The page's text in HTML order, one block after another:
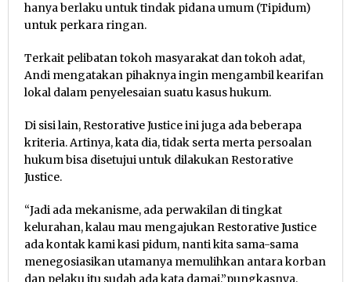
hanya berlaku untuk tindak pidana umum (Tipidum)
untuk perkara ringan.
Terkait pelibatan tokoh masyarakat dan tokoh adat,
Andi mengatakan pihaknya ingin mengambil kearifan
lokal dalam penyelesaian suatu kasus hukum.
Di sisi lain, Restorative Justice ini juga ada beberapa
kriteria. Artinya, kata dia, tidak serta merta persoalan
hukum bisa disetujui untuk dilakukan Restorative
Justice.
“Jadi ada mekanisme, ada perwakilan di tingkat
kelurahan, kalau mau mengajukan Restorative Justice
ada kontak kami kasi pidum, nanti kita sama-sama
menegosiasikan utamanya memulihkan antara korban
dan pelaku itu sudah ada kata damai,”pungkasnya.